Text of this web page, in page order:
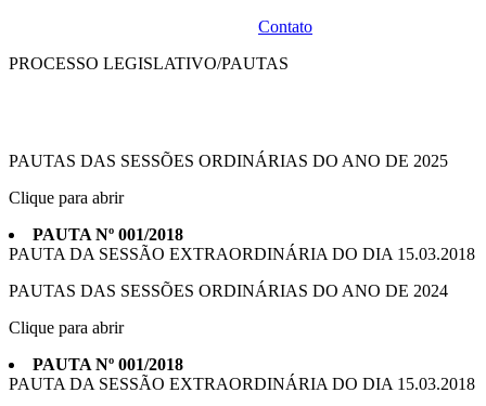
Contato
PROCESSO LEGISLATIVO/PAUTAS
PAUTAS DAS SESSÕES ORDINÁRIAS DO ANO DE 2025
Clique para abrir
PAUTA Nº 001/2018
PAUTA DA SESSÃO EXTRAORDINÁRIA DO DIA 15.03.2018
PAUTAS DAS SESSÕES ORDINÁRIAS DO ANO DE 2024
Clique para abrir
PAUTA Nº 001/2018
PAUTA DA SESSÃO EXTRAORDINÁRIA DO DIA 15.03.2018